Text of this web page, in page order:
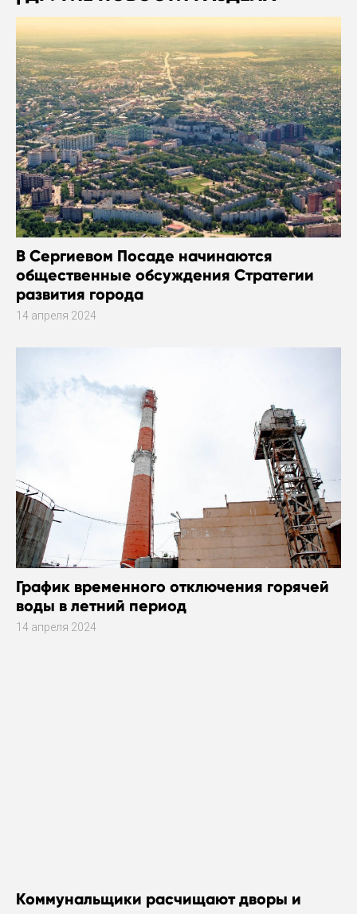
В Сергиевом Посаде начинаются
общественные обсуждения Стратегии
развития города
14 апреля 2024
График временного отключения горячей
воды в летний период
14 апреля 2024
Коммунальщики расчищают дворы и